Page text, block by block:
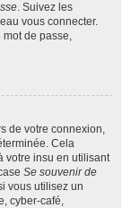
. Suivez les
vous connecter.
de passe,
de votre connexion,
Cela
votre insu en utilisant
Se souvenir de
vous utilisez un
cyber-café,